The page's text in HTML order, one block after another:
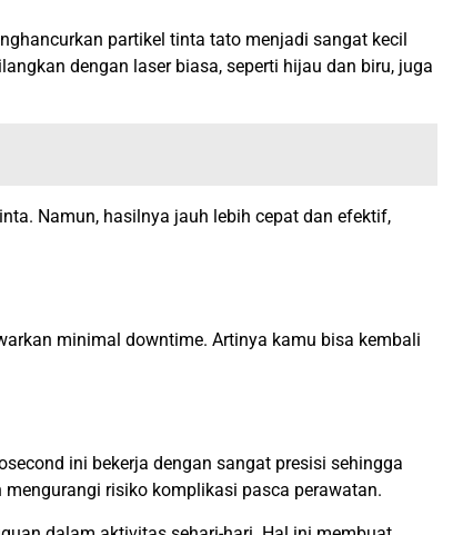
partikel tinta tato menjadi sangat kecil
dengan laser biasa, seperti hijau dan biru, juga
Namun, hasilnya jauh lebih cepat dan efektif,
minimal downtime. Artinya kamu bisa kembali
ini bekerja dengan sangat presisi sehingga
risiko komplikasi pasca perawatan.